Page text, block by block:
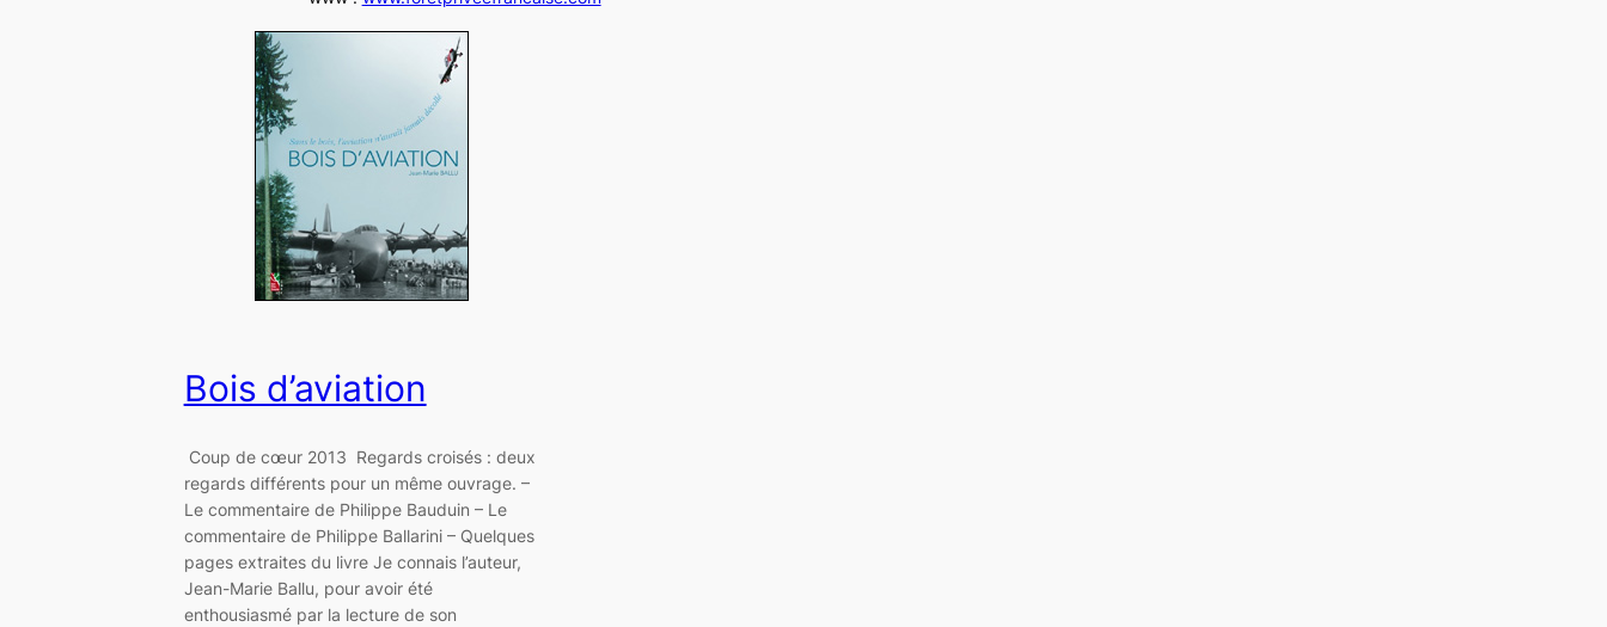
Bois d’aviation
Coup de cœur 2013 Regards croisés : deux
regards différents pour un même ouvrage. –
Le commentaire de Philippe Bauduin – Le
commentaire de Philippe Ballarini – Quelques
pages extraites du livre Je connais l’auteur,
Jean-Marie Ballu, pour avoir été
enthousiasmé par la lecture de son